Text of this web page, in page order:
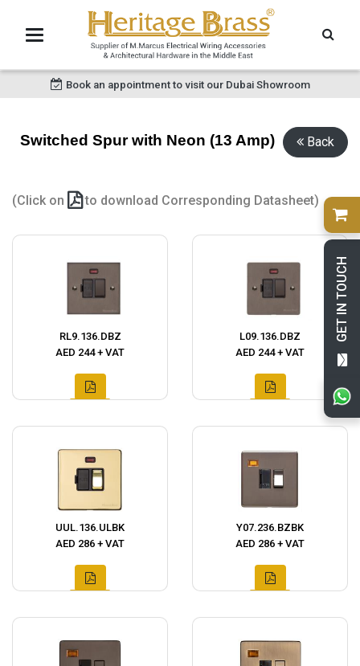
GET IN TOUCH
Book an appointment to visit our Dubai Showroom
Switched Spur with Neon (13 Amp) Back
(Click on to download Corresponding Datasheet)
RL9.136.DBZ
AED 244 + VAT
L09.136.DBZ
AED 244 + VAT
UUL.136.ULBK
AED 286 + VAT
Y07.236.BZBK
AED 286 + VAT